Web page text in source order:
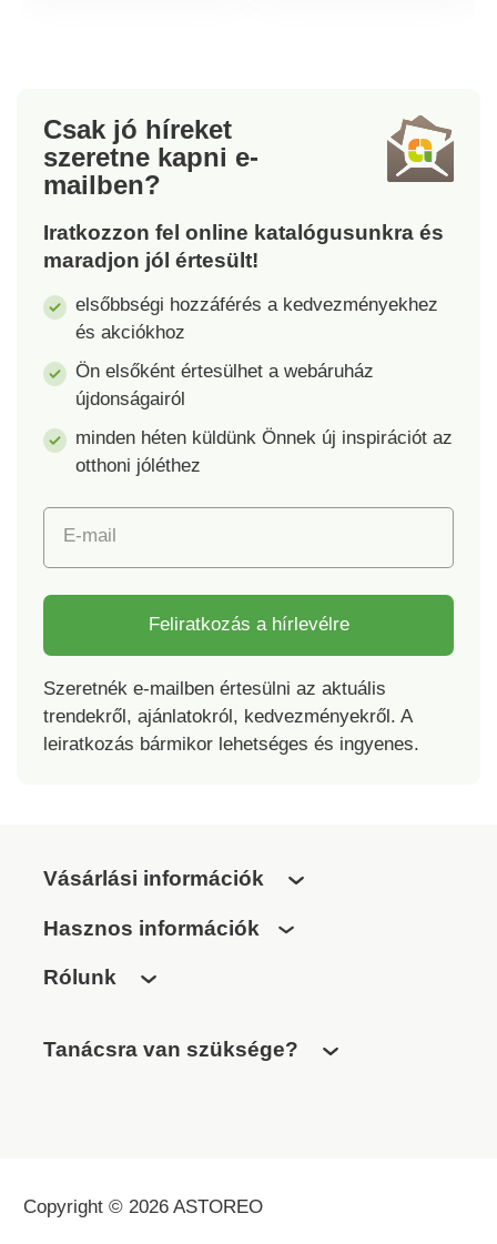
Csak jó híreket
szeretne kapni e-
mailben?
Iratkozzon fel online katalógusunkra és
maradjon jól értesült!
elsőbbségi hozzáférés a kedvezményekhez
és akciókhoz
Ön elsőként értesülhet a webáruház
újdonságairól
minden héten küldünk Önnek új inspirációt az
otthoni jóléthez
E-mail
Feliratkozás a hírlevélre
Szeretnék e-mailben értesülni az aktuális
trendekről, ajánlatokról, kedvezményekről. A
leiratkozás bármikor lehetséges és ingyenes.
Vásárlási információk
Hasznos információk
Rólunk
Tanácsra van szüksége?
Copyright © 2026 ASTOREO